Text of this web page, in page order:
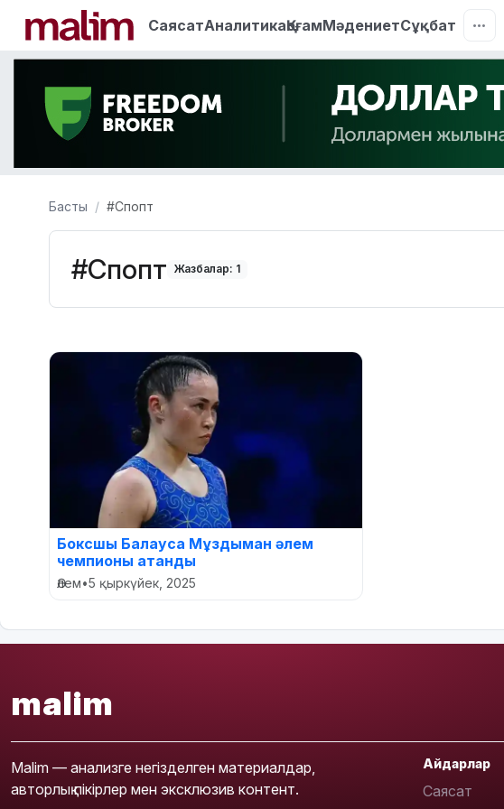
СаясатАналитикаҚоғамМәдениетСұқбат
Басты #Спопт
#Спопт Жазбалар: 1
Боксшы Балауса Мұздыман әлем
чемпионы атанды
Әлем•5 қыркүйек, 2025
malim
Malim — анализге негізделген материалдар,
авторлық пікірлер мен эксклюзив контент.
Айдарлар
Саясат